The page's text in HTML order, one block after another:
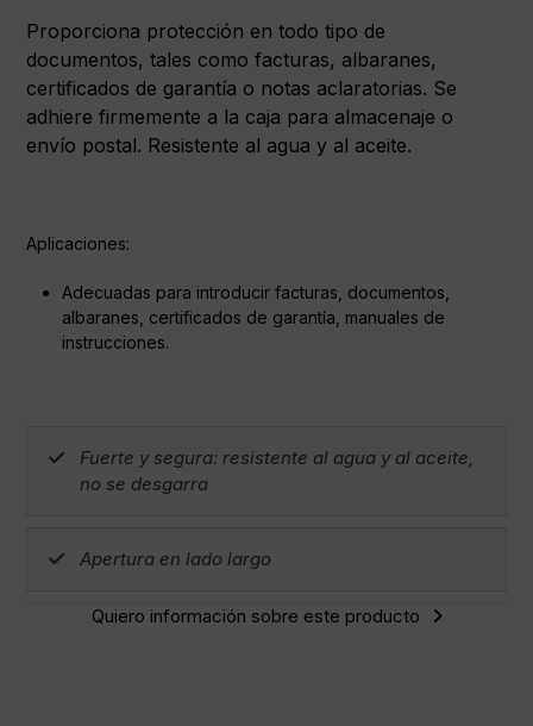
Proporciona protección en todo tipo de
documentos, tales como facturas, albaranes,
certificados de garantía o notas aclaratorias. Se
adhiere firmemente a la caja para almacenaje o
envío postal. Resistente al agua y al aceite.
Aplicaciones:
Adecuadas para introducir facturas, documentos,
albaranes, certificados de garantía, manuales de
instrucciones.
Fuerte y segura: resistente al agua y al aceite,
no se desgarra
Apertura en lado largo
Quiero información sobre este producto